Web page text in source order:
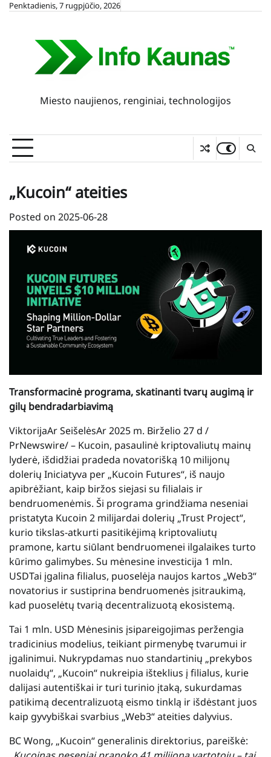
SkipPenktadienis, 7 rugpjūčio, 2026
Miesto naujienos, renginiai, technologijos
„Kucoin“ ateities
Posted on 2025-06-28
Transformacinė programa, skatinanti tvarų augimą ir
gilų bendradarbiavimą
ViktorijaArSeišelėsAr2025 m. Birželio 27 d /
PrNewswire/ – Kucoin, pasaulinė kriptovaliutų mainų
lyderė, išdidžiai pradeda novatorišką 10 milijonų
dolerių Iniciatyva per „Kucoin Futures“, iš naujo
apibrėžiant, kaip biržos siejasi su filialais ir
bendruomenėmis. Ši programa grindžiama neseniai
pristatyta Kucoin 2 milijardai dolerių „Trust Project“,
kurio tikslas-atkurti pasitikėjimą kriptovaliutų
pramone, kartu siūlant bendruomenei ilgalaikes turto
kūrimo galimybes. Su mėnesine investicija 1 mln.
USDTai įgalina filialus, puoselėja naujos kartos „Web3“
novatorius ir sustiprina bendruomenės įsitraukimą,
kad puoselėtų tvarią decentralizuotą ekosistemą.
Tai 1 mln. USD Mėnesinis įsipareigojimas peržengia
tradicinius modelius, teikiant pirmenybę tvarumui ir
įgalinimui. Nukrypdamas nuo standartinių „prekybos
nuolaidų“, „Kucoin“ nukreipia išteklius į filialus, kurie
dalijasi autentiškai ir turi turinio įtaką, sukurdamas
patikimą decentralizuotą eismo tinklą ir išdėstant juos
kaip gyvybiškai svarbius „Web3“ ateities dalyvius.
BC Wong, „Kucoin“ generalinis direktorius, pareiškė: